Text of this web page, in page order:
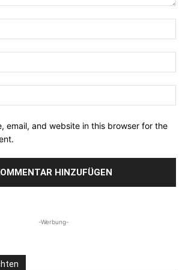
email, and website in this browser for the
-Werbung-